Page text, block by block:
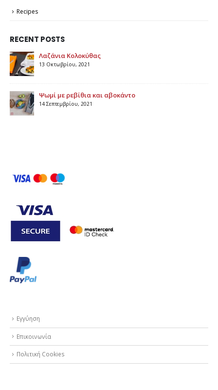
Recipes
RECENT POSTS
Λαζάνια Κολοκύθας
13 Οκτωβρίου, 2021
Ψωμί με ρεβίθια και αβοκάντο
14 Σεπτεμβρίου, 2021
Εγγύηση
Επικοινωνία
Πολιτική Cookies